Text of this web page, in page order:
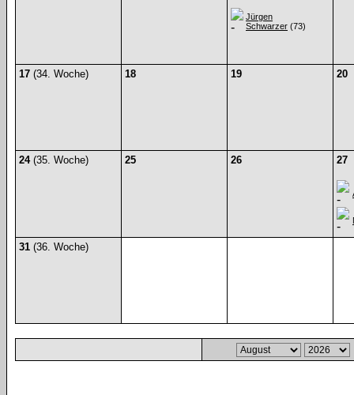
Jürgen
Schwarzer (73)
17 (34. Woche) 18 19 20
24(35. Woche) 25 26 27
31 (36. Woche)